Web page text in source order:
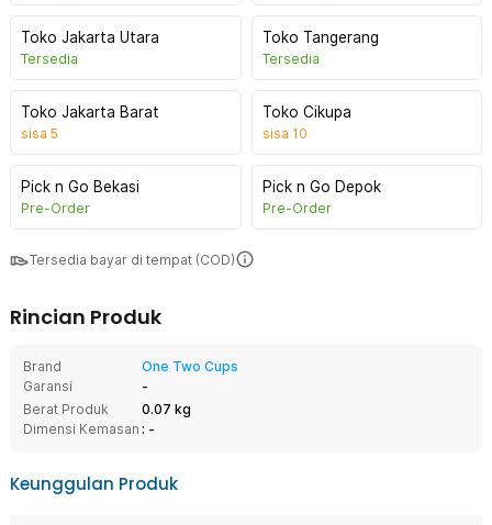
Toko Jakarta Utara
Tersedia
Toko Tangerang
Tersedia
Toko Jakarta Barat
sisa 5
Toko Cikupa
sisa 10
Pick n Go Bekasi
Pre-Order
Pick n Go Depok
Pre-Order
Tersedia bayar di tempat (COD)
Rincian Produk
Brand
One Two Cups
Garansi
-
Berat Produk
0.07 kg
Dimensi Kemasan : -
Keunggulan Produk